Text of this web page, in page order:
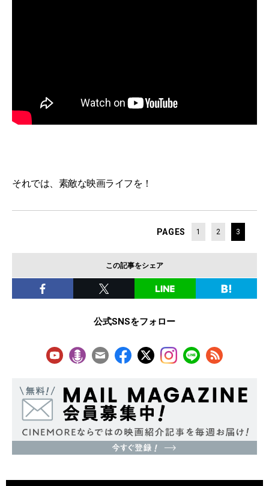
それでは、素敵な映画ライフを！
PAGES 1 2 3
この記事をシェア
公式SNSをフォロー